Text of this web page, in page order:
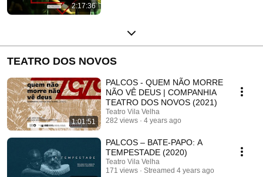
2:17:36
TEATRO DOS NOVOS
1:01:51
PALCOS - QUEM NÃO MORRE
NÃO VÊ DEUS | COMPANHIA
TEATRO DOS NOVOS (2021)
Teatro Vila Velha
282 views
4 years ago
PALCOS – BATE-PAPO: A
TEMPESTADE (2020)
Teatro Vila Velha
171 views
Streamed 4 years ago